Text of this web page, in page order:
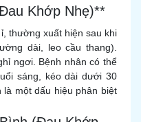
Khớp Nhẹ)**
thường xuất hiện sau khi
dài, leo cầu thang).
ngơi. Bệnh nhân có thể
sáng, kéo dài dưới 30
một dấu hiệu phân biệt